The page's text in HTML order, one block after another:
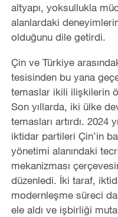
altyapı, yoksullukla
alanlardaki
olduğunu dile getirdi.
Çin ve Türkiye
tesisinden bu yana
temaslar ikili ilişkilerin
Son yıllarda, iki ülke
temasları artırdı. 2024
iktidar partileri Çin’in
yönetimi alanındaki
mekanizması
düzenledi. İki taraf,
modernleşme süreci
ele aldı ve işbirliği